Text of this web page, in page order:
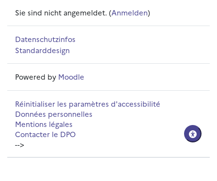
Sie sind nicht angemeldet. (Anmelden)
Datenschutzinfos
Standarddesign
Powered by Moodle
Réinitialiser les paramètres d'accessibilité
Données personnelles
Mentions légales
Contacter le DPO
-->